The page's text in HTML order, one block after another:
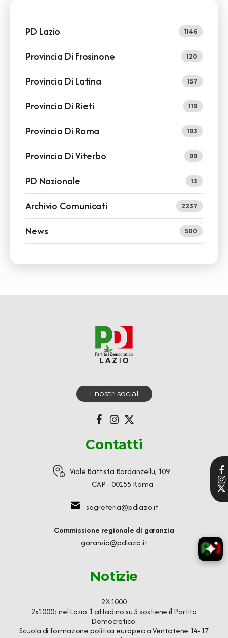
PD Lazio 1146
Provincia Di Frosinone 120
Provincia Di Latina 157
Provincia Di Rieti 119
Provincia Di Roma 193
Provincia Di Viterbo 99
PD Nazionale 13
Archivio Comunicati 2237
News 500
I nostri social
Contatti
Viale Battista Bardanzellu, 109
CAP - 00155 Roma
segreteria@pdlazio.it
Commissione regionale di garanzia
garanzia@pdlazio.it
Notizie
2X1000
2x1000: nel Lazio 1 cittadino su 3 sostiene il Partito
Democratico.
Scuola di formazione politica europea a Ventotene 14-17